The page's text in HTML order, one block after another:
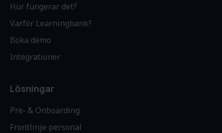
Hur fungerar det?
Varför Learningbank?
Boka demo
Integrationer
Lösningar
Pre- & Onboarding
Frontlinje personal